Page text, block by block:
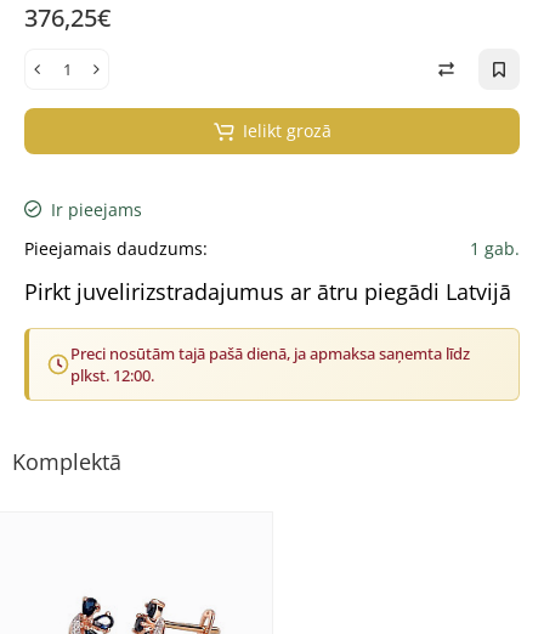
376,25€
Ielikt grozā
Ir pieejams
Pieejamais daudzums:
1 gab.
Pirkt juvelirizstradajumus ar ātru piegādi Latvijā
Preci nosūtām tajā pašā dienā, ja apmaksa saņemta līdz
plkst. 12:00.
Komplektā